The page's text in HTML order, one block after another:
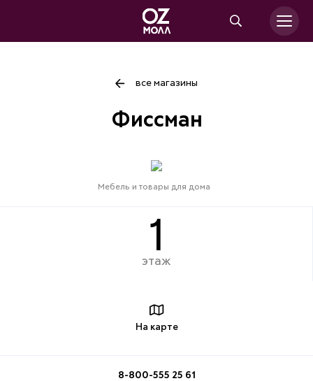
все магазины
Фиссман
Мебель и товары для дома
1
этаж
На карте
8-800-555 25 61